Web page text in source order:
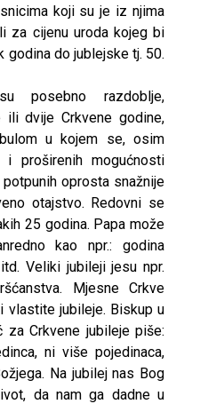
koji su je iz njima
za cijenu uroda kojeg bi
godina do jublejske tj. 50.
posebno razdoblje,
ili dvije Crkvene godine,
u kojem se, osim
i proširenih mogućnosti
oprosta snažnije
otajstvo. Redovni se
25 godina. Papa može
kao npr.: godina
Veliki jubileji jesu npr.
Mjesne Crkve
vlastite jubileje. Biskup u
za Crkvene jubileje piše:
ni više pojedinaca,
Na jubilej nas Bog
da nam ga dadne u